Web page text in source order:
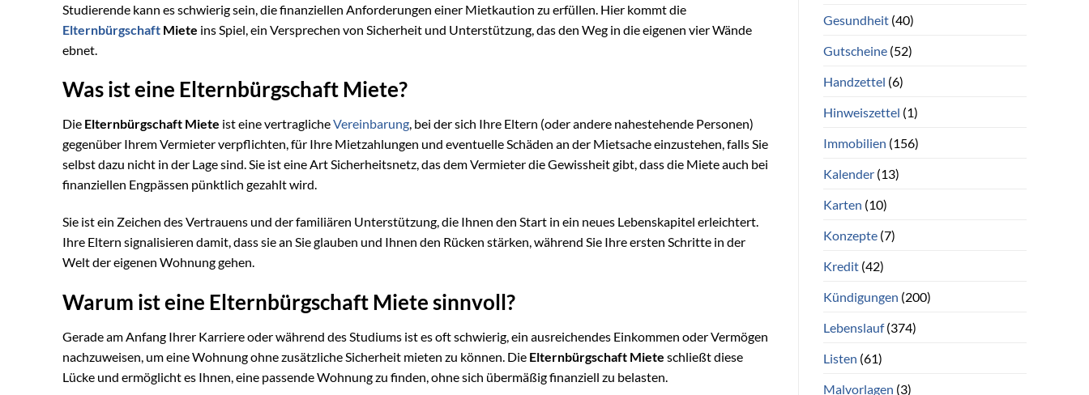
Studierende kann es schwierig sein, die finanziellen Anforderungen einer Mietkaution zu erfüllen. Hier kommt die
Elternbürgschaft Miete ins Spiel, ein Versprechen von Sicherheit und Unterstützung, das den Weg in die eigenen vier Wände
ebnet.
Was ist eine Elternbürgschaft Miete?
Die Elternbürgschaft Miete ist eine vertraglicheVereinbarung, bei der sich Ihre Eltern (oder andere nahestehende Personen)
gegenüber Ihrem Vermieter verpflichten, für Ihre Mietzahlungen und eventuelle Schäden an der Mietsache einzustehen, falls Sie
selbst dazu nicht in der Lage sind. Sie ist eine Art Sicherheitsnetz, das dem Vermieter die Gewissheit gibt, dass die Miete auch bei
finanziellen Engpässen pünktlich gezahlt wird.
Sie ist ein Zeichen des Vertrauens und der familiären Unterstützung, die Ihnen den Start in ein neues Lebenskapitel erleichtert.
Ihre Eltern signalisieren damit, dass sie an Sie glauben und Ihnen den Rücken stärken, während Sie Ihre ersten Schritte in der
Welt der eigenen Wohnung gehen.
Warum ist eine Elternbürgschaft Miete sinnvoll?
Gerade am Anfang Ihrer Karriere oder während des Studiums ist es oft schwierig, ein ausreichendes Einkommen oder Vermögen
nachzuweisen, um eine Wohnung ohne zusätzliche Sicherheit mieten zu können. Die Elternbürgschaft Miete schließt diese
Lücke und ermöglicht es Ihnen, eine passende Wohnung zu finden, ohne sich übermäßig finanziell zu belasten.
Gesundheit(40)
Gutscheine(52)
Handzettel (6)
Hinweiszettel (1)
Immobilien (156)
Kalender(13)
Karten (10)
Konzepte(7)
Kredit(42)
Kündigungen (200)
Lebenslauf(374)
Listen (61)
Malvorlagen (3)